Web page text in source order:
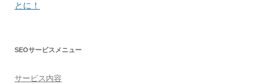
稿
とに！
SEOサービスメニュー
サービス内容